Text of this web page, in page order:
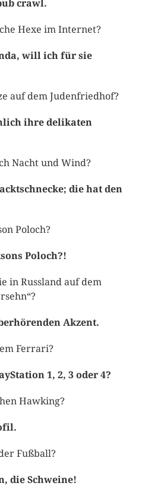
crawl.
Hexe im Internet?
will ich für sie
auf dem Judenfriedhof?
ihre delikaten
Nacht und Wind?
die hat den
Poloch?
Poloch?!
in Russland auf dem
Akzent.
Ferrari?
1, 2, 3 oder 4?
Hawking?
Fußball?
die Schweine!